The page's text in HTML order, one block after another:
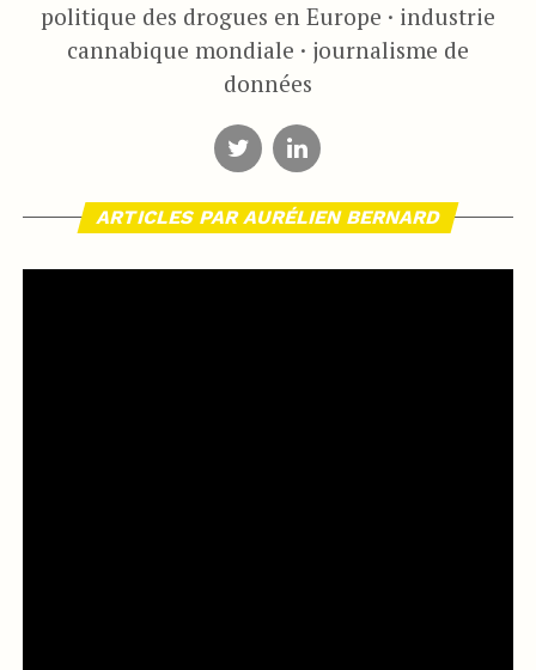
politique des drogues en Europe · industrie
cannabique mondiale · journalisme de
données
ARTICLES PAR AURÉLIEN BERNARD